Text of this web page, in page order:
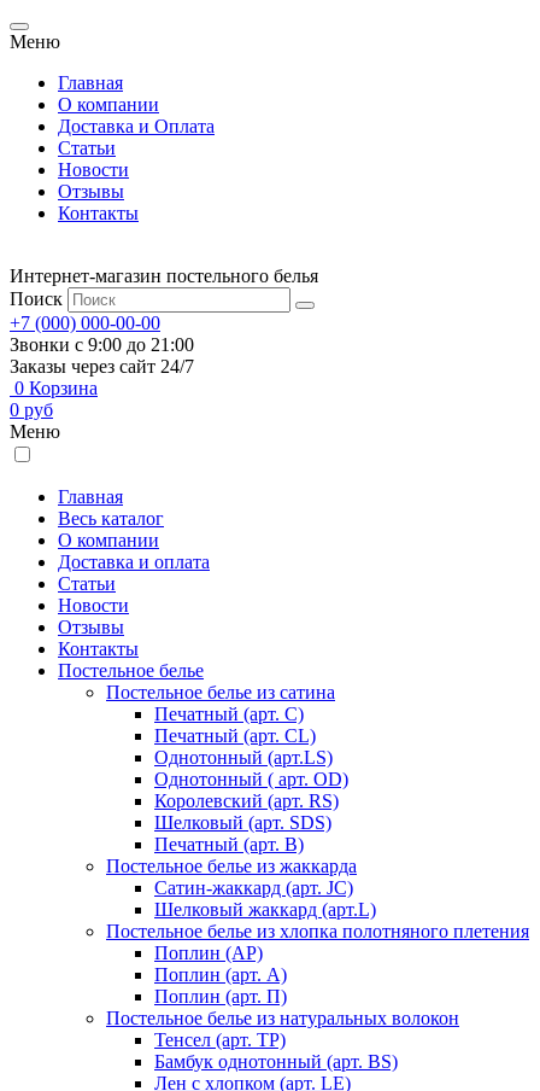
Меню
Главная
О компании
Доставка и Оплата
Статьи
Новости
Отзывы
Контакты
Интернет-магазин постельного белья
Поиск
+7 (000) 000-00-00
Звонки с 9:00 до 21:00
Заказы через сайт 24/7
0 Корзина
0 руб
Меню
Главная
Весь каталог
О компании
Доставка и оплата
Статьи
Новости
Отзывы
Контакты
Постельное белье
Постельное белье из сатина
Печатный (арт. С)
Печатный (арт. СL)
Однотонный (арт.LS)
Однотонный ( арт. OD)
Королевский (арт. RS)
Шелковый (арт. SDS)
Печатный (арт. В)
Постельное белье из жаккарда
Сатин-жаккард (арт. JC)
Шелковый жаккард (арт.L)
Постельное белье из хлопка полотняного плетения
Поплин (AP)
Поплин (арт. А)
Поплин (арт. П)
Постельное белье из натуральных волокон
Тенсел (арт. ТР)
Бамбук однотонный (арт. BS)
Лен с хлопком (арт. LE)